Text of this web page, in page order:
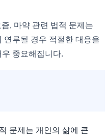
, 마약 관련 법적 문제는
연루될 경우 적절한 대응을
중요해집니다.
문제는 개인의 삶에 큰